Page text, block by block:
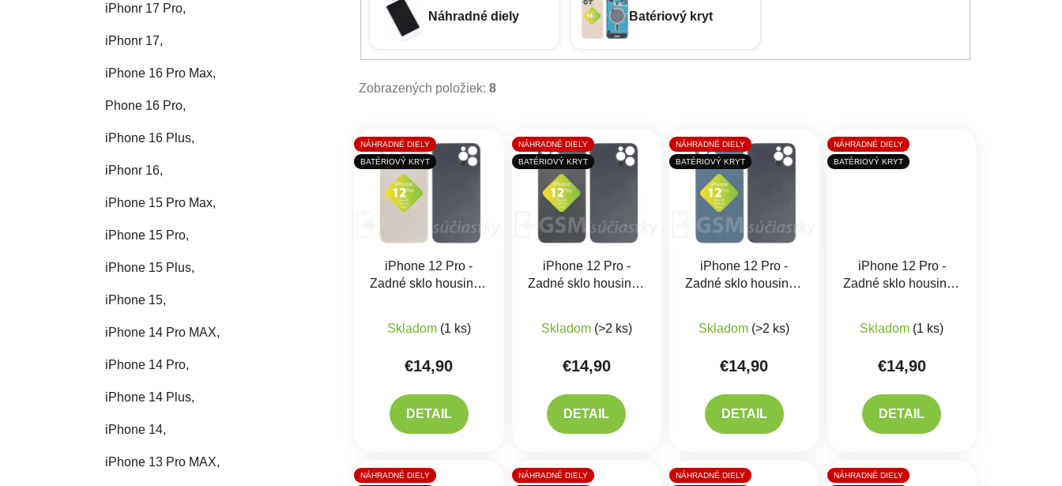
iPhonr 17 Pro,
iPhonr 17,
iPhone 16 Pro Max,
Phone 16 Pro,
iPhone 16 Plus,
iPhonr 16,
iPhone 15 Pro Max,
iPhone 15 Pro,
iPhone 15 Plus,
iPhone 15,
iPhone 14 Pro MAX,
iPhone 14 Pro,
iPhone 14 Plus,
iPhone 14,
iPhone 13 Pro MAX,
Náhradné diely Batériový kryt
Zobrazených položiek: 8
Výpis produktov
NÁHRADNÉ DIELY
BATÉRIOVÝ KRYT
iPhone 12 Pro -
Zadné sklo housingu
Skladom (1 ks)
€14,90
DETAIL
NÁHRADNÉ DIELY
BATÉRIOVÝ KRYT
iPhone 12 Pro -
Zadné sklo housingu
Skladom (>2 ks)
€14,90
DETAIL
NÁHRADNÉ DIELY
BATÉRIOVÝ KRYT
iPhone 12 Pro -
Zadné sklo housingu
Skladom (>2 ks)
€14,90
DETAIL
NÁHRADNÉ DIELY
BATÉRIOVÝ KRYT
iPhone 12 Pro -
Zadné sklo housingu
Skladom (1 ks)
€14,90
DETAIL
NÁHRADNÉ DIELY
NÁHRADNÉ DIELY
NÁHRADNÉ DIELY
NÁHRADNÉ DIELY